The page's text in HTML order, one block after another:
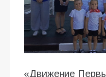
«Движение